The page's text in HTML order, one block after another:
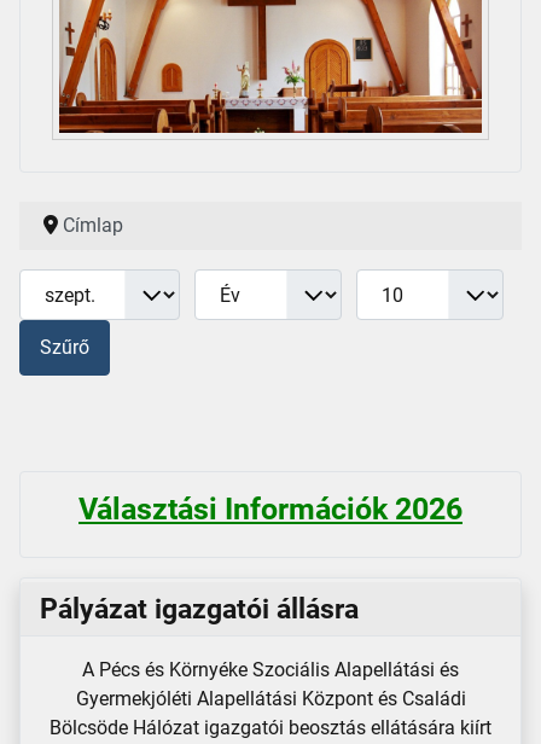
Címlap
Szűrők Tételek #
Szűrő
Választási Információk 2026
Pályázat igazgatói állásra
A Pécs és Környéke Szociális Alapellátási és
Gyermekjóléti Alapellátási Központ és Családi
Bölcsöde Hálózat igazgatói beosztás ellátására kiírt